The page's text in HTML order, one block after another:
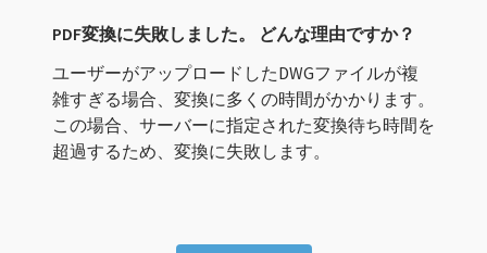
PDF変換に失敗しました。 どんな理由ですか？
ユーザーがアップロードしたDWGファイルが複
雑すぎる場合、変換に多くの時間がかかります。
この場合、サーバーに指定された変換待ち時間を
超過するため、変換に失敗します。